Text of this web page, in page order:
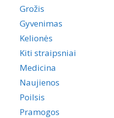
Grožis
Gyvenimas
Kelionės
Kiti straipsniai
Medicina
Naujienos
Poilsis
Pramogos